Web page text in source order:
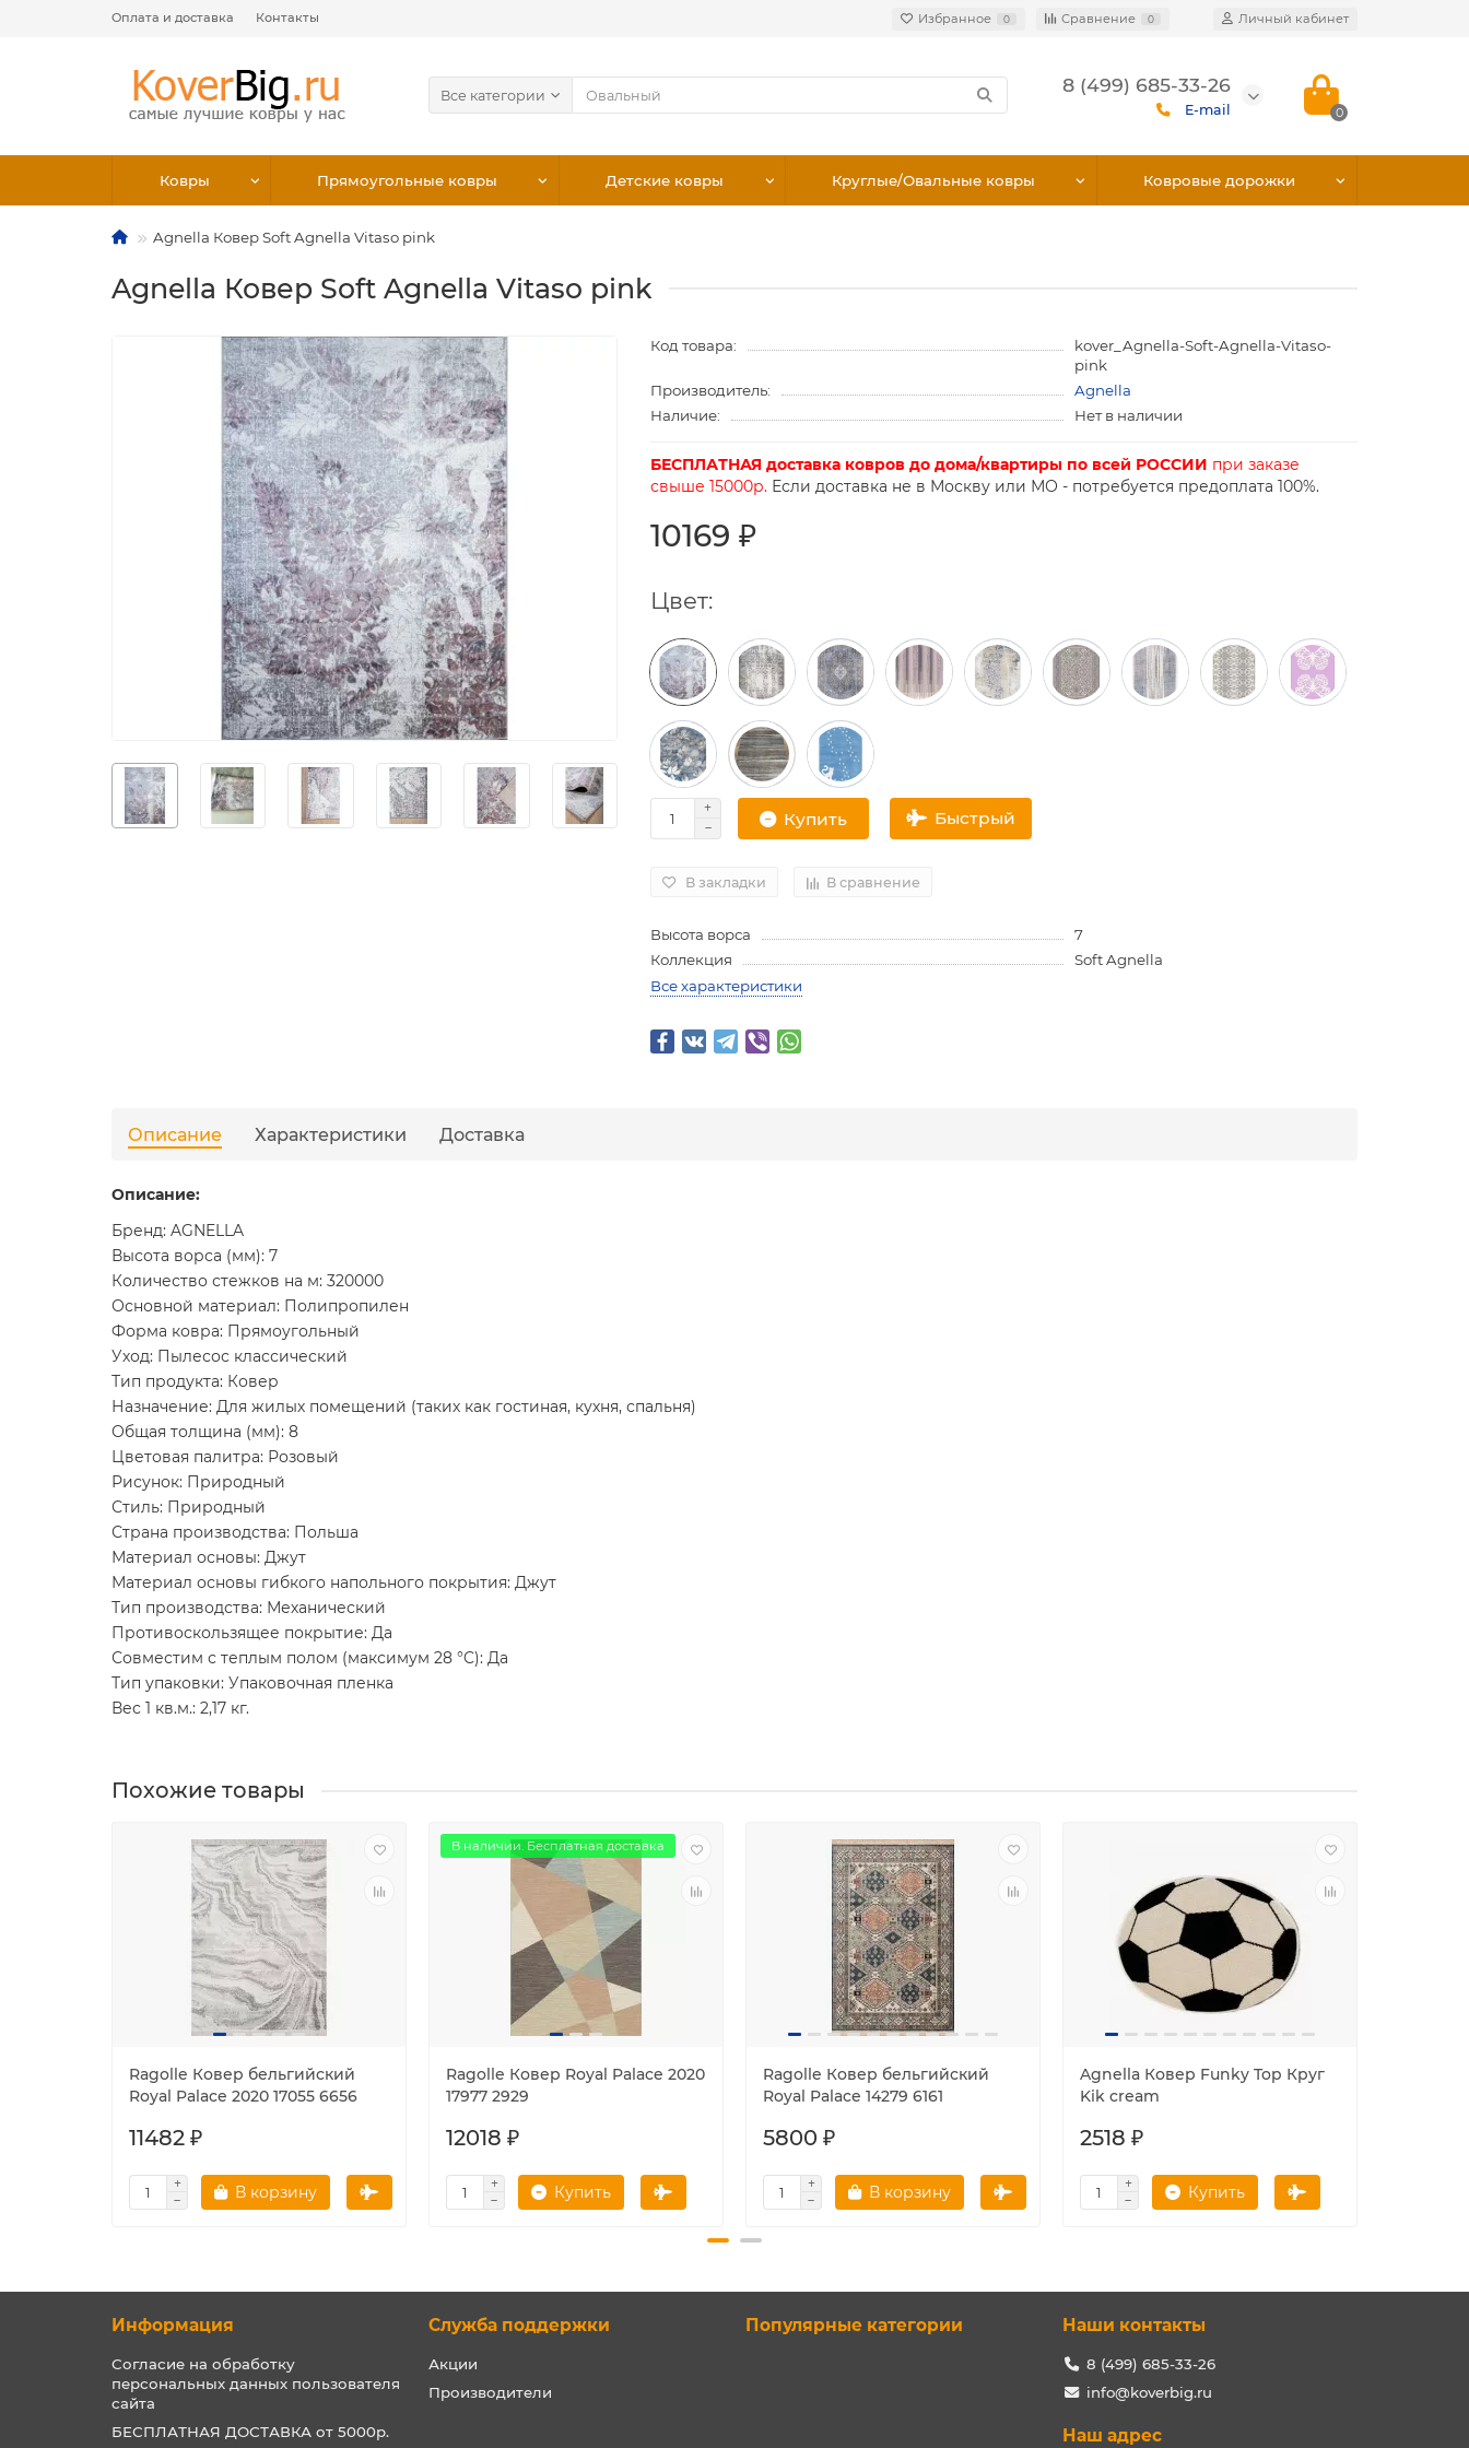
Оплата и доставка Контакты Избранное 0 Сравнение 0 Личный кабинет
Все категории 8 (499) 685-33-26
E-mail 0
Ковры Прямоугольные ковры Детские ковры Круглые/Овальные ковры Ковровые дорожки
Agnella Ковер Soft Agnella Vitaso pink
Agnella Ковер Soft Agnella Vitaso pink
Код товара:
kover_Agnella-Soft-Agnella-Vitaso-
pink
Производитель:
Agnella
Наличие:
Нет в наличии
БЕСПЛАТНАЯ доставка ковров до дома/квартиры по всей РОССИИ при заказе
свыше 15000р. Если доставка не в Москву или МО - потребуется предоплата 100%.
10169 ₽
Цвет:
Купить Быстрый
В закладки В сравнение
Высота ворса
7
Коллекция
Soft Agnella
Все характеристики
Описание Характеристики Доставка
Описание:
Бренд: AGNELLA
Высота ворса (мм): 7
Количество стежков на м: 320000
Основной материал: Полипропилен
Форма ковра: Прямоугольный
Уход: Пылесос классический
Тип продукта: Ковер
Назначение: Для жилых помещений (таких как гостиная, кухня, спальня)
Общая толщина (мм): 8
Цветовая палитра: Розовый
Рисунок: Природный
Стиль: Природный
Страна производства: Польша
Материал основы: Джут
Материал основы гибкого напольного покрытия: Джут
Тип производства: Механический
Противоскользящее покрытие: Да
Совместим с теплым полом (максимум 28 °C): Да
Тип упаковки: Упаковочная пленка
Вес 1 кв.м.: 2,17 кг.
Похожие товары
Ragolle Ковер бельгийский
Royal Palace 2020 17055 6656
11482 ₽
В корзину
В наличии. Бесплатная доставка
Ragolle Ковер Royal Palace 2020
17977 2929
12018 ₽
Купить
Ragolle Ковер бельгийский
Royal Palace 14279 6161
5800 ₽
В корзину
Agnella Ковер Funky Top Круг
Kik cream
2518 ₽
Купить
Информация
Согласие на обработку
персональных данных пользователя
сайта
БЕСПЛАТНАЯ ДОСТАВКА от 5000р.
Служба поддержки
Акции
Производители
Популярные категории Наши контакты
8 (499) 685-33-26
info@koverbig.ru
Наш адрес